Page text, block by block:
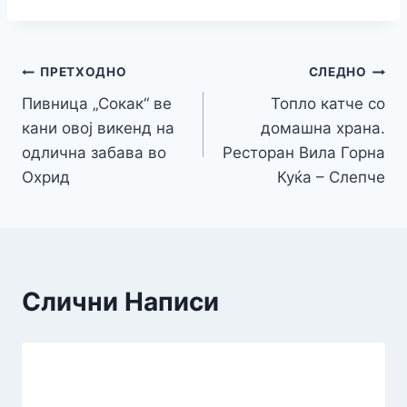
ПРЕТХОДНО
Пивница „Сокак“ ве
кани овој викенд на
одлична забава во
Охрид
СЛЕДНО
Топло катче со
домашна храна.
Ресторан Вила Горна
Куќа – Слепче
Слични Написи